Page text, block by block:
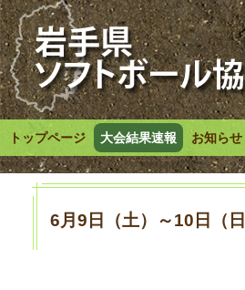
トップページ 大会結果速報 お知らせ
6月9日（土）～10日（